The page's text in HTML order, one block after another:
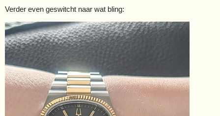
Verder even geswitcht naar wat bling: